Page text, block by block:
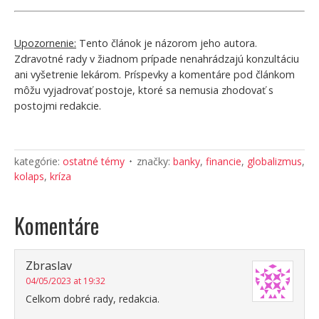
Upozornenie: Tento článok je názorom jeho autora.
Zdravotné rady v žiadnom prípade nenahrádzajú konzultáciu
ani vyšetrenie lekárom. Príspevky a komentáre pod článkom
môžu vyjadrovať postoje, ktoré sa nemusia zhodovať s
postojmi redakcie.
kategórie: ostatné témy značky: banky, financie, globalizmus,
kolaps, kríza
Komentáre
Zbraslav
04/05/2023 at 19:32
Celkom dobré rady, redakcia.